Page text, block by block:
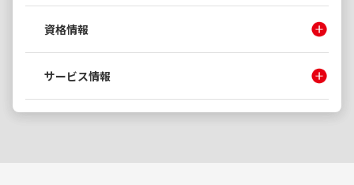
資格情報
サービス情報